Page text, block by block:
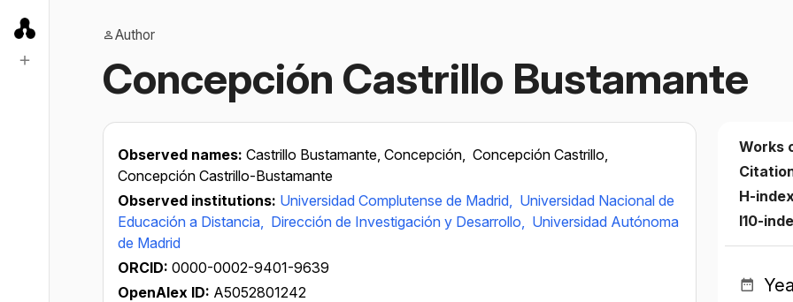
Author
Concepción Castrillo Bustamante
Observed names: Castrillo Bustamante, Concepción, Concepción Castrillo,
Concepción Castrillo-Bustamante
Observed institutions: Universidad Complutense de Madrid, Universidad Nacional de
Educación a Distancia, Dirección de Investigación y Desarrollo, Universidad Autónoma
de Madrid
ORCID: 0000-0002-9401-9639
OpenAlex ID: A5052801242
Works
H-
I10-